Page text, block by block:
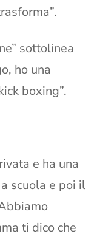
sottolinea
ho una
boxing”.
e ha una
scuola e poi il
ti dico che